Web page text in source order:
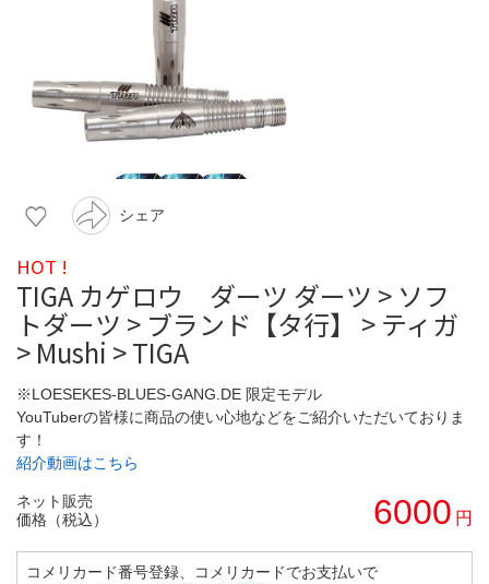
シェア
HOT !
TIGA カゲロウ ダーツ ダーツ > ソフ
トダーツ > ブランド【タ行】 > ティガ
> Mushi > TIGA
※LOESEKES-BLUES-GANG.DE 限定モデル
YouTuberの皆様に商品の使い心地などをご紹介いただいておりま
す！
紹介動画はこちら
ネット販売
価格（税込）
6000 円
コメリカード番号登録、コメリカードでお支払いで